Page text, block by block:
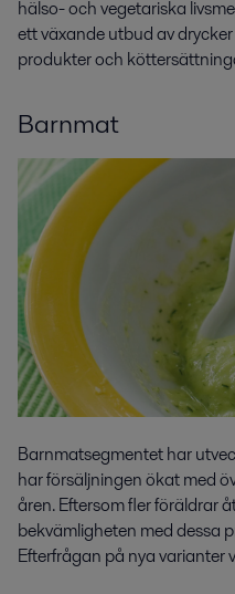
hälso- och vegetariska
ett växande utbud av
produkter och
Barnmat
Barnmatsegmentet har
har försäljningen ökat med
åren. Eftersom fler föräldrar
bekvämligheten med dessa
Efterfrågan på nya varianter